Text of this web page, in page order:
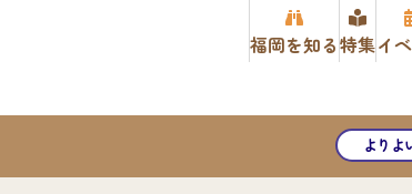
福岡を知る特集イ
よりよ